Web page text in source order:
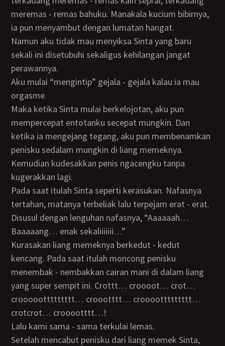
meremas - remas bahuku. Manakala kucium bibirnya,
ia pun menyambut dengan lumatan hangat.
Namun aku tidak mau menyiksa Sinta yang baru
sekali ini disetubuhi sekaligus kehilangan jangat
perawannya.
Aku mulai “mengintip” gejala - gejala kalau ia mau
orgasme.
Maka ketika Sinta mulai berkelojotan, aku pun
mempercepat entotanku secepat mungkin. Dan
ketika ia mengejang tegang, aku pun membenamkan
penisku sedalam mungkin di liang memeknya.
Kemudian kudesakkan penis ngacengku tanpa
kugerakkan lagi.
Pada saat itulah Sinta seperti kerasukan. Nafasnya
tertahan, matanya terbeliak lalu terpejam erat - erat.
Disusul dengan lenguhan nafasnya, “Aaaaaah…
Baaaaang… enak sekaliiiiiii…”
Kurasakan liang memeknya berkedut - kedut
kencang. Pada saat itulah moncong penisku
menembak - nembakkan cairan mani di dalam liang
yang super sempit ini. Crottt… croooot… crot…
crooooottttttttt… croootttt… croooottttttttt…
crotcrot… crooootttt…!
Lalu kami sama - sama terkulai lemas.
Setelah mencabut penisku dari liang memek Sinta,